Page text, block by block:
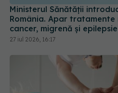
cancer, migrenă și epilepsie
27 iul 2026, 16:17